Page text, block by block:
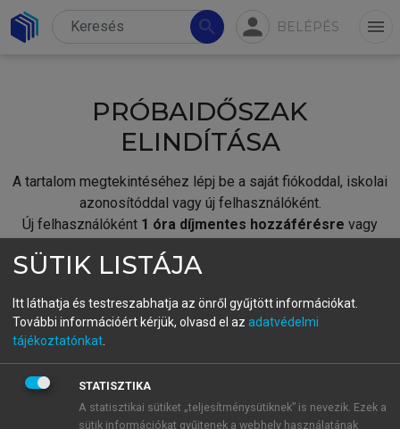
search person BELÉPÉS menu
PRÓBAIDŐSZAK
ELINDÍTÁSA
A tartalom megtekintéséhez lépj be a saját fiókoddal, iskolai
azonosítóddal vagy új felhasználóként.
Új felhasználóként 1 óra díjmentes hozzáférésre vagy
fiókoddal,vagy hozz létre új fiókot.
A regisztráció után apróbaidőszakautomatikusan
BELÉPÉS SAJÁT FIÓKKAL
SÜTIK LISTÁJA
Itt láthatja és testreszabhatja az önről gyűjtött információkat.
További információért kérjük, olvasd el az adatvédelmi
tájékoztatónkat
STATISZTIKA
A statisztikai sütiket „teljesítménysütiknek” is nevezik. Ezek a
sütik információkat gyűjtenek a webhely használatának